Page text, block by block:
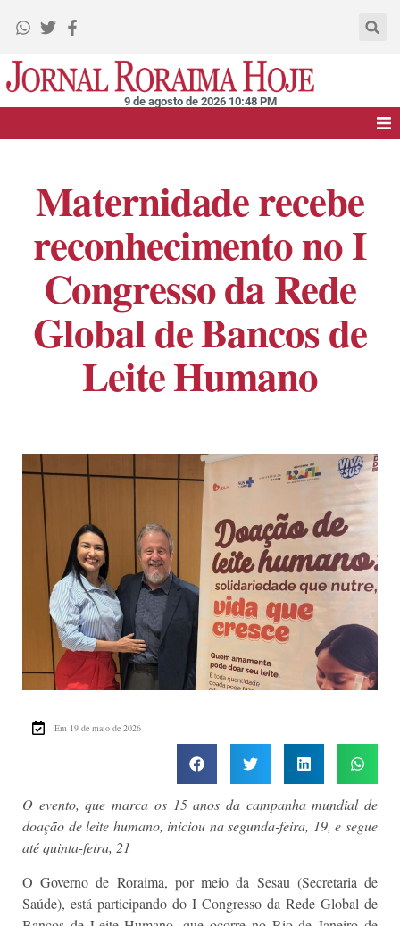
9 de agosto de 2026 10:48 PM
Roraima
Nacional
Editais
Maternidade recebe
reconhecimento no I
Congresso da Rede
Global de Bancos de
Leite Humano
Em 19 de maio de 2026
O evento, que marca os 15 anos da campanha mundial de
doação de leite humano, iniciou na segunda-feira, 19, e segue
até quinta-feira, 21
O Governo de Roraima, por meio da Sesau (Secretaria de
Saúde), está participando do I Congresso da Rede Global de